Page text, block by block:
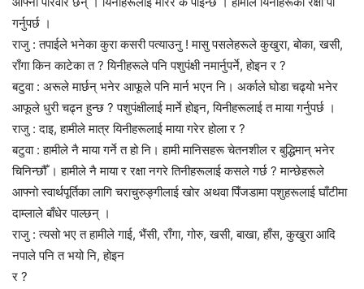
गर्नुपर्छ ।
राजु : तपाईले भनेका कुरा कसरी पत्याउनु ! मासु पसलेहरूले कुखुरा, बोका, खसी,
राँगा किन काटेका त ? यिनीहरूले पनि पशुपंक्षी नमार्नुपर्ने, होइन र ?
बटुवा : अरूले मार्छन् भनेर आफूले पनि मार्न भएन नि। अर्काले घोडा चढ्यो भनेर
आफूले धुरी चढ्न हुन्छ ? पशुपंक्षीलाई मार्ने होइन, यिनीहरूलाई त माया गर्नुपर्छ ।
राजु : दाइ, हामीले मात्र यिनीहरूलाई माया गरेर होला र ?
बटुवा : हामीले नै माया गर्ने त हो नि। हामी मानिसहरू चेतनशील र बुद्धिमान् भनेर
चिनिन्छौँ । हामीले नै माया र रक्षा नगरे तिनीहरूलाई कसले गर्छ ? मान्छेहरूले
आफ्नो स्वार्थपूर्तिका लागि चराचुरु‌ङ्गीलाई खोर अथवा पिँजडामा पशुहरूलाई घाँटीमा
दाम्लाले बाँधेर पाल्छन् ।
राजु : त्यसो भए त हामीले गाई, भैंसी, राँगा, गोरु, खसी, बाखा, हाँस, कुखुरा आदि
नपाले पनि त भयो नि, होइन
र ?